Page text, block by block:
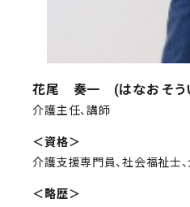
花尾 奏一 (はなお そう
介護主任、講師
＜資格＞
介護支援専門員、社会福祉士
＜略歴＞